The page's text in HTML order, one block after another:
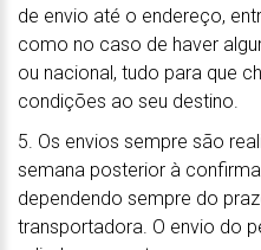
de envio até o endereço,
como no caso de haver
ou nacional, tudo para que
condições ao seu destino.
5. Os envios sempre são
semana posterior à
dependendo sempre do
transportadora. O envio do